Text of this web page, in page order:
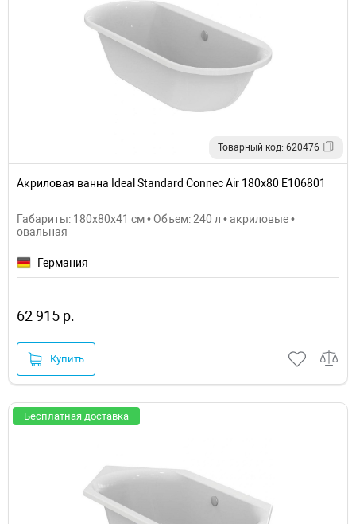
Товарный код: 620476
Акриловая ванна Ideal Standard Connec Air 180х80 E106801
Габариты: 180x80x41 см • Объем: 240 л • акриловые •
овальная
Германия
62 915 р.
Купить
Бесплатная доставка